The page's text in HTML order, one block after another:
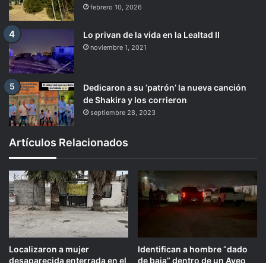
febrero 10, 2026
Lo privan de la vida en la Lealtad II
noviembre 1, 2021
Dedicaron a su ‘patrón’ la nueva canción
de Shakira y los corrieron
septiembre 28, 2023
Artículos Relacionados
Localizaron a mujer
desaparecida enterrada en el
Identifican a hombre “dado
de baja” dentro de un Aveo